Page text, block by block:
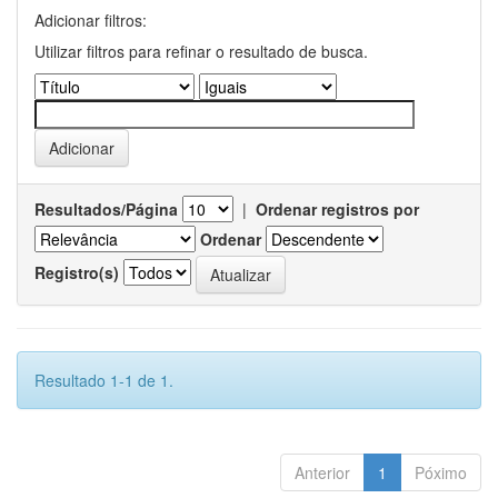
Adicionar filtros:
Utilizar filtros para refinar o resultado de busca.
Resultados/Página | Ordenar registros por
Ordenar
Registro(s)
Resultado 1-1 de 1.
Anterior 1 Póximo